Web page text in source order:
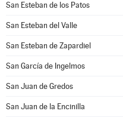
San Esteban de los Patos
San Esteban del Valle
San Esteban de Zapardiel
San García de Ingelmos
San Juan de Gredos
San Juan de la Encinilla